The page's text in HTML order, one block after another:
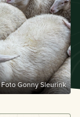
Foto Gonny Sleurink